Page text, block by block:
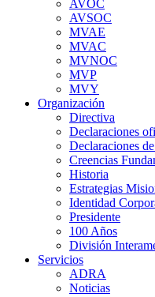
AVOC
AVSOC
MVAE
MVAC
MVNOC
MVP
MVY
Organización
Directiva
Declaraciones
Declaraciones
Creencias
Historia
Estrategias
Identidad
Presidente
100 Años
División
Servicios
ADRA
Noticias